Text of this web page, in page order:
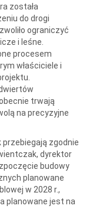
została
do drogi
ograniczyć
i leśne.
procesem
właściciele i
trwają
na precyzyjne
przebiegają zgodnie
dyrektor
budowy
planowane
w 2028 r.,
planowane jest na